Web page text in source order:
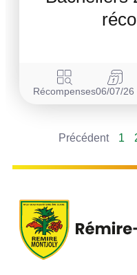
Récompenses06/07/26
Précédent 1